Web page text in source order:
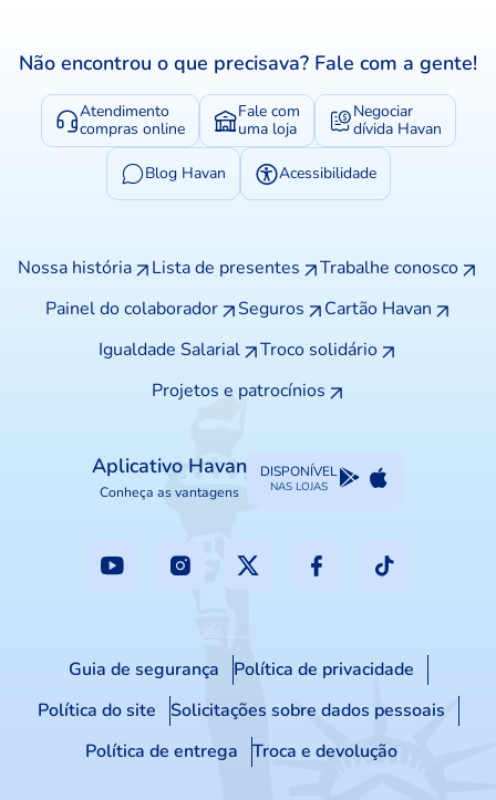
Não encontrou o que precisava? Fale com a gente!
Atendimento
compras online
Fale com
uma loja
Negociar
dívida Havan
Blog Havan Acessibilidade
Nossa história Lista de presentes
Trabalhe conosco
Painel do colaborador
Seguros
Cartão Havan
Igualdade Salarial
Troco solidário
Projetos e patrocínios
Aplicativo Havan
Conheça as vantagens
DISPONÍVEL
NAS LOJAS
Guia de segurança
Política de privacidade
Política do site
Solicitações sobre dados pessoais
Política de entrega
Troca e devolução